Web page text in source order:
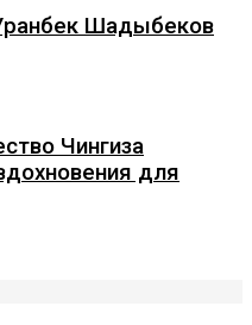
Шадыбеков
Чингиза
для